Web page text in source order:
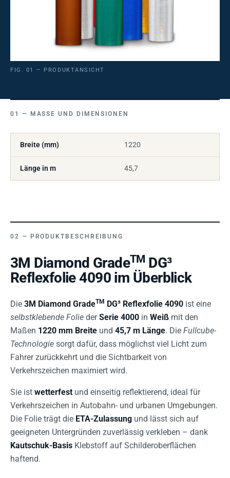
FIG. 01 — PRODUKTANSICHT
MASSE UND DIMENSIONEN
Breite (mm) 1220
Länge in m 45,7
PRODUKTBESCHREIBUNG
3M Diamond GradeTM DG³
Reflexfolie 4090 im Überblick
Die 3M Diamond GradeTM DG³ Reflexfolie 4090 ist eine
selbstklebende Folie derSerie 4000 in Weiß mit den
Maßen 1220 mm Breite und 45,7 m Länge. Die Fullcube-
Technologie sorgt dafür, dass möglichst viel Licht zum
Fahrer zurückkehrt und die Sichtbarkeit von
Verkehrszeichen maximiert wird.
Sie ist wetterfest und einseitig reflektierend, ideal für
Verkehrszeichen in Autobahn- und urbanen Umgebungen.
Die Folie trägt die ETA-Zulassung und lässt sich auf
geeigneten Untergründen zuverlässig verkleben – dank
Kautschuk-Basis Klebstoff auf Schilderoberflächen
haftend.